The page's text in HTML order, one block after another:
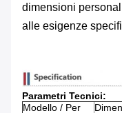
dimensioni
alle esigenze
Parametri Tecnici:
Modello / Per